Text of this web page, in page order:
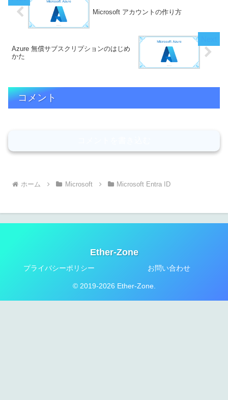
Microsoft アカウントの作り方
Azure 無償サブスクリプションのはじめ
かた
コメント
ホーム Microsoft Microsoft Entra ID
Ether-Zone
プライバシーポリシー お問い合わせ
© 2019-2026 Ether-Zone.